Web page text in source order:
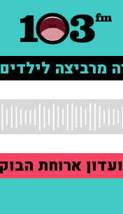
לילדים
ארוחת